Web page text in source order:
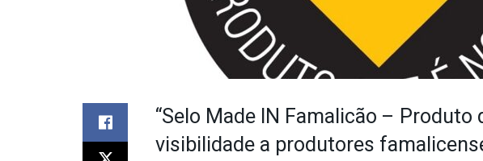
“Selo Made IN Famalicão – Produto
visibilidade a produtores